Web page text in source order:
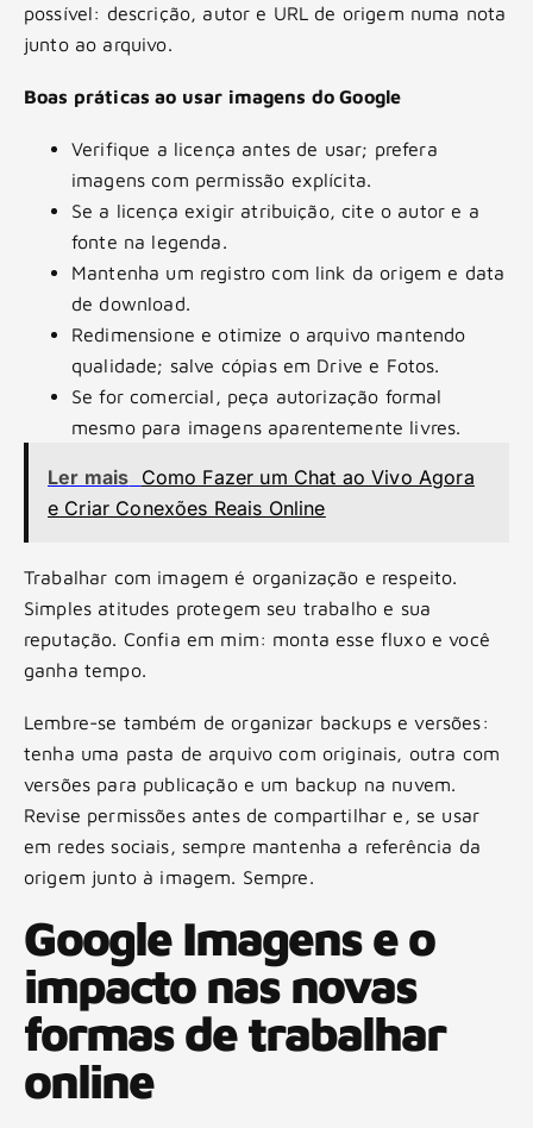
possível: descrição, autor e URL de origem numa nota
junto ao arquivo.
Boas práticas ao usar imagens do Google
Verifique a licença antes de usar; prefera
imagens com permissão explícita.
Se a licença exigir atribuição, cite o autor e a
fonte na legenda.
Mantenha um registro com link da origem e data
de download.
Redimensione e otimize o arquivo mantendo
qualidade; salve cópias em Drive e Fotos.
Se for comercial, peça autorização formal
mesmo para imagens aparentemente livres.
Ler mais Como Fazer um Chat ao Vivo Agora
e Criar Conexões Reais Online
Trabalhar com imagem é organização e respeito.
Simples atitudes protegem seu trabalho e sua
reputação. Confia em mim: monta esse fluxo e você
ganha tempo.
Lembre-se também de organizar backups e versões:
tenha uma pasta de arquivo com originais, outra com
versões para publicação e um backup na nuvem.
Revise permissões antes de compartilhar e, se usar
em redes sociais, sempre mantenha a referência da
origem junto à imagem. Sempre.
Google Imagens e o
impacto nas novas
formas de trabalhar
online